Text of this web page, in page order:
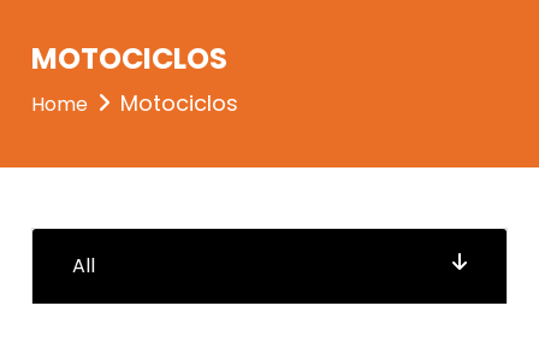
MOTOCICLOS
Home Motociclos
All